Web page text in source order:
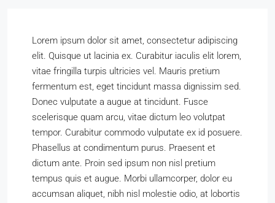
Lorem ipsum dolor sit amet, consectetur adipiscing
elit. Quisque ut lacinia ex. Curabitur iaculis elit lorem,
vitae fringilla turpis ultricies vel. Mauris pretium
fermentum est, eget tincidunt massa dignissim sed.
Donec vulputate a augue at tincidunt. Fusce
scelerisque quam arcu, vitae dictum leo volutpat
tempor. Curabitur commodo vulputate ex id posuere.
Phasellus at condimentum purus. Praesent et
dictum ante. Proin sed ipsum non nisl pretium
tempus quis et augue. Morbi ullamcorper, dolor eu
accumsan aliquet, nibh nisl molestie odio, at lobortis